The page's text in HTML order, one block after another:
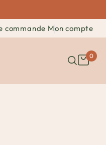
commande Mon compte
0